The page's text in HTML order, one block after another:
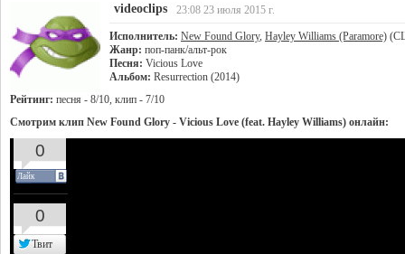
videoclips 23:08 23 июля 2015 г.
Исполнитель: New Found Glory, Hayley Williams (Paramore)
Жанр: поп-панк/альт-рок
Песня: Vicious Love
Альбом: Resurrection (2014)
Рейтинг: песня - 8/10, клип - 7/10
Смотрим клип New Found Glory - Vicious Love (feat. Hayley Williams) онлайн:
0
Лайк
0
Твит